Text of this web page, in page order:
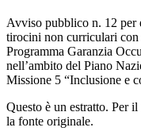
Avviso pubblico n. 12 per
tirocini non curriculari con
Programma Garanzia
nell’ambito del Piano
Missione 5 “Inclusione e
Questo è un estratto. Per
la fonte originale.